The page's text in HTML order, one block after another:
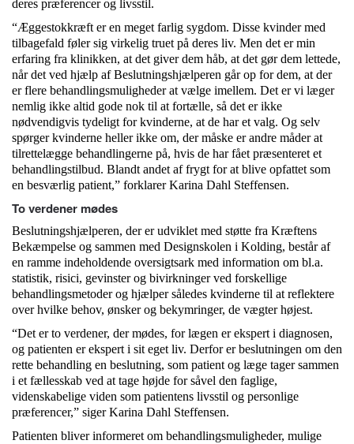
deres præferencer og livsstil.
“Æggestokkræft er en meget farlig sygdom. Disse kvinder med
tilbagefald føler sig virkelig truet på deres liv. Men det er min
erfaring fra klinikken, at det giver dem håb, at det gør dem lettede,
når det ved hjælp af Beslutningshjælperen går op for dem, at der
er flere behandlingsmuligheder at vælge imellem. Det er vi læger
nemlig ikke altid gode nok til at fortælle, så det er ikke
nødvendigvis tydeligt for kvinderne, at de har et valg. Og selv
spørger kvinderne heller ikke om, der måske er andre måder at
tilrettelægge behandlingerne på, hvis de har fået præsenteret et
behandlingstilbud. Blandt andet af frygt for at blive opfattet som
en besværlig patient,” forklarer Karina Dahl Steffensen.
To verdener mødes
Beslutningshjælperen, der er udviklet med støtte fra Kræftens
Bekæmpelse og sammen med Designskolen i Kolding, består af
en ramme indeholdende oversigtsark med information om bl.a.
statistik, risici, gevinster og bivirkninger ved forskellige
behandlingsmetoder og hjælper således kvinderne til at reflektere
over hvilke behov, ønsker og bekymringer, de vægter højest.
“Det er to verdener, der mødes, for lægen er ekspert i diagnosen,
og patienten er ekspert i sit eget liv. Derfor er beslutningen om den
rette behandling en beslutning, som patient og læge tager sammen
i et fællesskab ved at tage højde for såvel den faglige,
videnskabelige viden som patientens livsstil og personlige
præferencer,” siger Karina Dahl Steffensen.
Patienten bliver informeret om behandlingsmuligheder, mulige